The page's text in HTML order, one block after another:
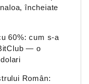
încheiate
60%: cum s-a
— o
Român: